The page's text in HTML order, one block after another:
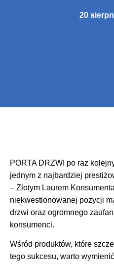
20
PORTA DRZWI po raz
jednym z najbardziej
– Złotym Laurem
niekwestionowanej pozycji
drzwi oraz ogromnego
konsumenci.
Wśród produktów, które
tego sukcesu, warto